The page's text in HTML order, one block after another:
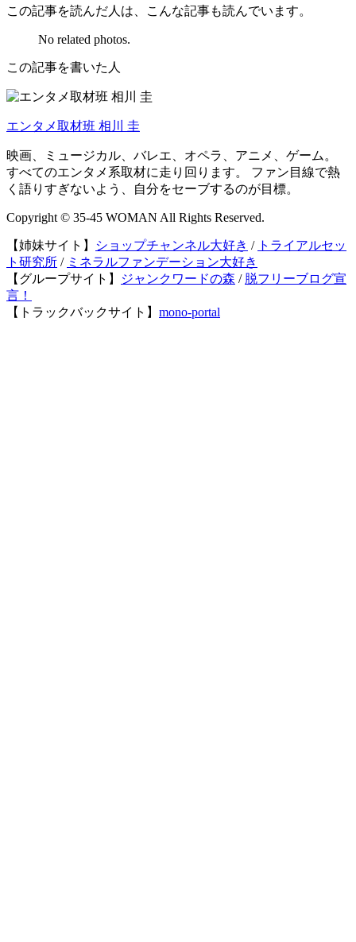
この記事を読んだ人は、こんな記事も読んでいます。
No related photos.
この記事を書いた人
エンタメ取材班 相川 圭
映画、ミュージカル、バレエ、オペラ、アニメ、ゲーム。
すべてのエンタメ系取材に走り回ります。 ファン目線で熱
く語りすぎないよう、自分をセーブするのが目標。
Copyright © 35-45 WOMAN All Rights Reserved.
【姉妹サイト】 ショップチャンネル大好き / トライアルセッ
ト研究所 / ミネラルファンデーション大好き
【グループサイト】
ジャンクワードの森 / 脱フリーブログ宣
言！
【トラックバックサイト】 mono-portal